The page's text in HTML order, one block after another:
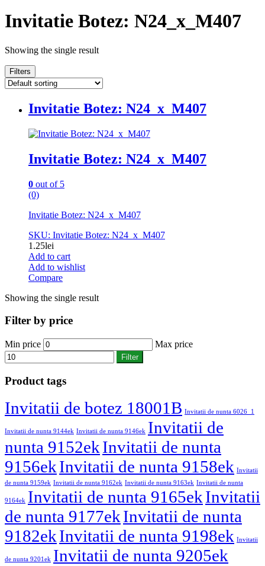
Invitatie Botez: N24_x_M407
Showing the single result
Filters
Invitatie Botez: N24_x_M407
Invitatie Botez: N24_x_M407
0 out of 5
(0)
Invitatie Botez: N24_x_M407
SKU: Invitatie Botez: N24_x_M407
1.25lei
Add to cart
Add to wishlist
Compare
Showing the single result
Filter by price
Min price Max price
Filter
Product tags
Invitatii de botez 18001B Invitatii de nunta 6026_1
Invitatii de nunta 9144ek Invitatii de nunta 9146ek Invitatii de
nunta 9152ekInvitatii de nunta
9156ekInvitatii de nunta 9158ek Invitatii
de nunta 9159ek Invitatii de nunta 9162ek Invitatii de nunta 9163ek Invitatii de nunta
9164ek Invitatii de nunta 9165ekInvitatii
de nunta 9177ekInvitatii de nunta
9182ekInvitatii de nunta 9198ek Invitatii
de nunta 9201ek Invitatii de nunta 9205ek